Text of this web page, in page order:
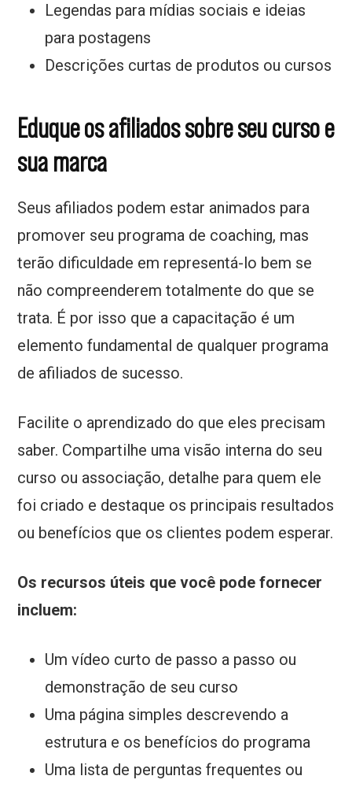
Legendas para mídias sociais e ideias
para postagens
Descrições curtas de produtos ou cursos
Eduque os afiliados sobre seu curso e
sua marca
Seus afiliados podem estar animados para
promover seu programa de coaching, mas
terão dificuldade em representá-lo bem se
não compreenderem totalmente do que se
trata. É por isso que a capacitação é um
elemento fundamental de qualquer programa
de afiliados de sucesso.
Facilite o aprendizado do que eles precisam
saber. Compartilhe uma visão interna do seu
curso ou associação, detalhe para quem ele
foi criado e destaque os principais resultados
ou benefícios que os clientes podem esperar.
Os recursos úteis que você pode fornecer
incluem:
Um vídeo curto de passo a passo ou
demonstração de seu curso
Uma página simples descrevendo a
estrutura e os benefícios do programa
Uma lista de perguntas frequentes ou